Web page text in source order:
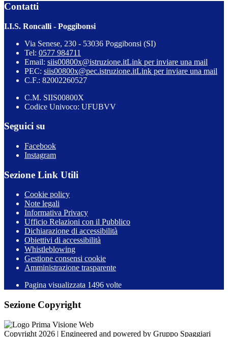
Contatti
I.I.S. Roncalli - Poggibonsi
Via Senese, 230 - 53036 Poggibonsi (SI)
Tel: 0577 984711
Email: siis00800x@istruzione.itLink per inviare una mail
PEC: siis00800x@pec.istruzione.itLink per inviare una mail
C.F.: 82002260527
C.M. SIIS00800X
Codice Univoco: UFUBVV
Seguici su
Facebook
Instagram
Sezione Link Utili
Cookie policy
Note legali
Informativa Privacy
Ufficio Relazioni con il Pubblico
Dichiarazione di accessibilità
Obiettivi di accessibilità
Whistleblowing
Gestione consensi cookie
Amministrazione trasparente
Pagina visualizzata 1496 volte
Sezione Copyright
Copyright 2026 | Engineered and powered by Gruppo Spaggiari